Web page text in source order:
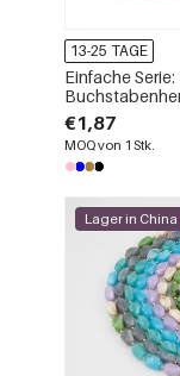
13-25 TAGE
Einfache
Acryl in
€1,87
MOQ von 1 Stk.
Lager in China